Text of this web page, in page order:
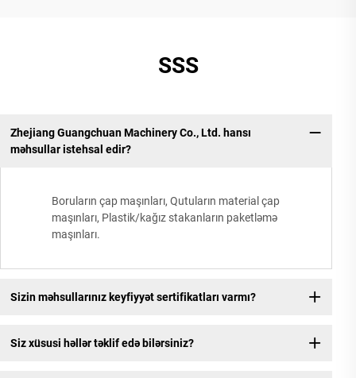
SSS
Zhejiang Guangchuan Machinery Co., Ltd. hansı
məhsullar istehsal edir?
Boruların çap maşınları, Qutuların material çap
maşınları, Plastik/kağız stakanların paketləmə
maşınları.
Sizin məhsullarınız keyfiyyət sertifikatları varmı?
Siz xüsusi həllər təklif edə bilərsiniz?